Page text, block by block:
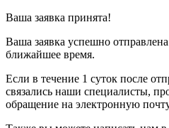
Ваша заявка принята!
Ваша заявка успешно
ближайшее время.
Если в течение 1 суток после
связались наши специалисты,
обращение на электронную